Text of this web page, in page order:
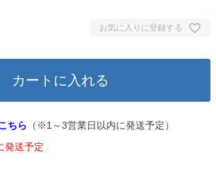
お気に入りに登録する
カートに入れる
ちら （※1～3営業日以内に発送予定）
発送予定